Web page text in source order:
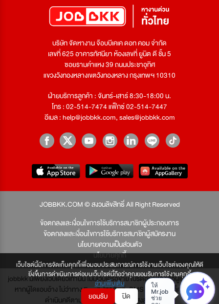
เว็บไซต์นี้มีการจัดเก็บคุกกี้เพื่อมอบประสบการณ์การใช้งานเว็บไซต์ของคุณให้ดี
ยิ่งขึ้นการดำเนินการต่อบนเว็บไซต์นี้ถือว่าคุณยอมรับการใช้งานคุกกี้
อ่านเพิ่มเติม
ยอมรับ ปิด
บริษัท จัดหางาน จ๊อบบีเคเค ดอท คอม จำกัด
เลขที่ 625 อาคารทัศนียา ห้องเลขที่ ยูนิต ดี ชั้น 5
ซอยรามคำแหง 39 ถนนประชาอุทิศ
แขวงวังทองหลางเขตวังทองหลาง กรุงเทพฯ 10310
ฝ่ายบริการลูกค้า : จันทร์-เสาร์ 8:30-18:00 น.
โทร : 02-514-7474 แฟ็กซ์ 02-514-7447
อีเมล :help@jobbkk.com,sales@jobbkk.com
JOBBKK.COM © สงวนลิขสิทธิ์ All Right Reserved
ข้อตกลงและเงื่อนไขการใช้บริการสมาชิกผู้ประกอบการ
ข้อตกลงและเงื่อนไขการใช้บริการสมาชิกผู้สมัครงาน
นโยบายความเป็นส่วนตัว
นโยบายคุกกี้
jobbkk มีเพียงเว็บเดียวเท่านั้น ไม่มีเว็บเครือข่าย โปรดอย่าหลงเชื่อผู้แอบอ้าง และ
หากผู้ใดแอบอ้าง ไม่ว่าทาง Email, โทรศัพท์, SMS หรือทางใดก็ตาม จะถูก
ดำเนินคดีตามที่กฎหมายบัญญัติไว้สูงสุด